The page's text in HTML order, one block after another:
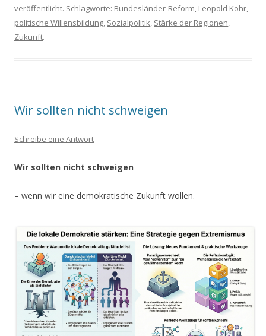
veröffentlicht. Schlagworte: Bundesländer-Reform, Leopold Kohr,
politische Willensbildung, Sozialpolitik, Stärke der Regionen,
Zukunft.
Wir sollten nicht schweigen
Schreibe eine Antwort
Wir sollten nicht schweigen
– wenn wir eine demokratische Zukunft wollen.